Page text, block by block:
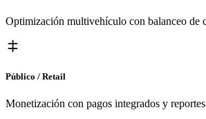
Optimización multivehículo con balanceo de
Público / Retail
Monetización con pagos integrados y